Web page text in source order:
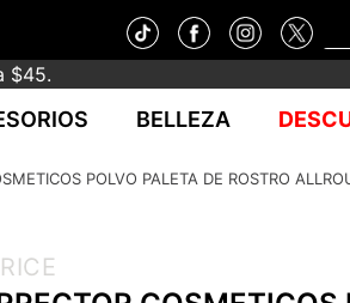
$45.
BELLEZA
POLVO PALETA DE ROSTRO